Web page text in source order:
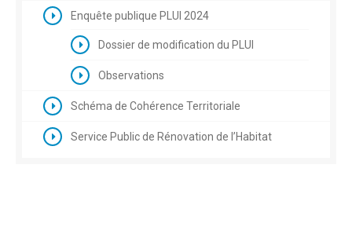
Enquête publique PLUI 2024
Dossier de modification du PLUI
Observations
Schéma de Cohérence Territoriale
Service Public de Rénovation de l’Habitat